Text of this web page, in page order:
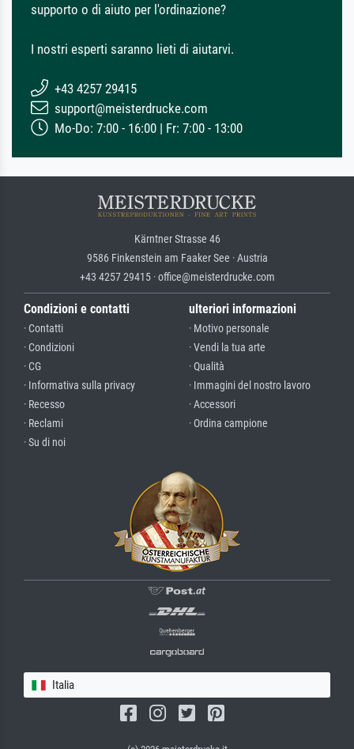
supporto o di aiuto per l'ordinazione?
I nostri esperti saranno lieti di aiutarvi.
+43 4257 29415
support@meisterdrucke.com
Mo-Do: 7:00 - 16:00 | Fr: 7:00 - 13:00
Kärntner Strasse 46
9586 Finkenstein am Faaker See · Austria
+43 4257 29415 · office@meisterdrucke.com
Condizioni e contatti
· Contatti
· Condizioni
· CG
· Informativa sulla privacy
· Recesso
· Reclami
· Su di noi
ulteriori informazioni
· Motivo personale
· Vendi la tua arte
· Qualità
· Immagini del nostro lavoro
· Accessori
· Ordina campione
Italia